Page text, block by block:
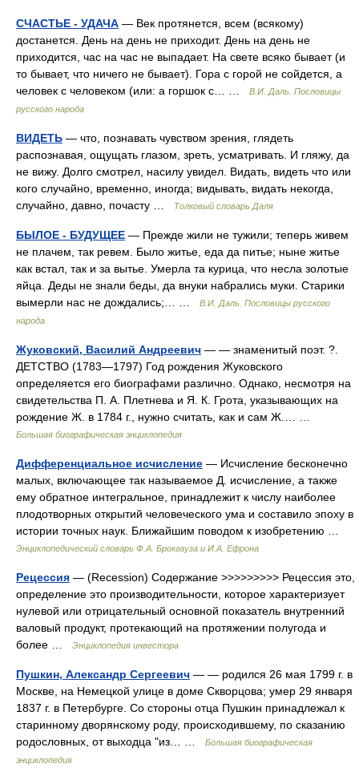
СЧАСТЬЕ - УДАЧА — Век протянется, всем (всякому)
достанется. День на день не приходит. День на день не
приходится, час на час не выпадает. На свете всяко бывает (и
то бывает, что ничего не бывает). Гора с горой не сойдется, а
человек с человеком (или: а горшок с… …
В.И. Даль. Пословицы
русского народа
ВИДЕТЬ — что, познавать чувством зрения, глядеть
распознавая, ощущать глазом, зреть, усматривать. И гляжу, да
не вижу. Долго смотрел, насилу увидел. Видать, видеть что или
кого случайно, временно, иногда; видывать, видать некогда,
случайно, давно, почасту …
Толковый словарь Даля
БЫЛОЕ - БУДУЩЕЕ — Прежде жили не тужили; теперь живем
не плачем, так ревем. Было житье, еда да питье; ныне житье
как встал, так и за вытье. Умерла та курица, что несла золотые
яйца. Деды не знали беды, да внуки набрались муки. Старики
вымерли нас не дождались;… …
В.И. Даль. Пословицы русского
народа
Жуковский, Василий Андреевич — — знаменитый поэт. ?.
ДЕТСТВО (1783—1797) Год рождения Жуковского
определяется его биографами различно. Однако, несмотря на
свидетельства П. А. Плетнева и Я. К. Грота, указывающих на
рождение Ж. в 1784 г., нужно считать, как и сам Ж.… …
Большая биографическая энциклопедия
Дифференциальное исчисление — Исчисление бесконечно
малых, включающее так называемое Д. исчисление, а также
ему обратное интегральное, принадлежит к числу наиболее
плодотворных открытий человеческого ума и составило эпоху в
истории точных наук. Ближайшим поводом к изобретению …
Энциклопедический словарь Ф.А. Брокгауза и И.А. Ефрона
Рецессия — (Recession) Содержание >>>>>>>>> Рецессия это,
определение это производительности, которое характеризует
нулевой или отрицательный основной показатель внутренний
валовый продукт, протекающий на протяжении полугода и
более …
Энциклопедия инвестора
Пушкин, Александр Сергеевич — — родился 26 мая 1799 г. в
Москве, на Немецкой улице в доме Скворцова; умер 29 января
1837 г. в Петербурге. Со стороны отца Пушкин принадлежал к
старинному дворянскому роду, происходившему, по сказанию
родословных, от выходца "из… …
Большая биографическая
энциклопедия